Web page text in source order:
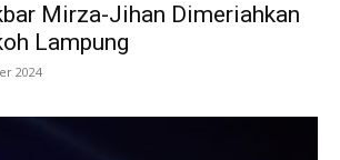
Mirza-Jihan Dimeriahkan
Lampung
2024